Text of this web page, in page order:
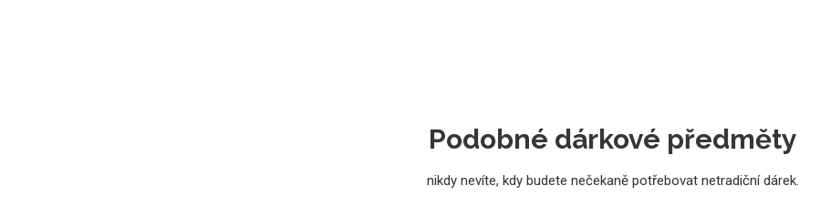
Podobné dárkové předměty
nikdy nevíte, kdy budete nečekaně potřebovat netradiční dárek.